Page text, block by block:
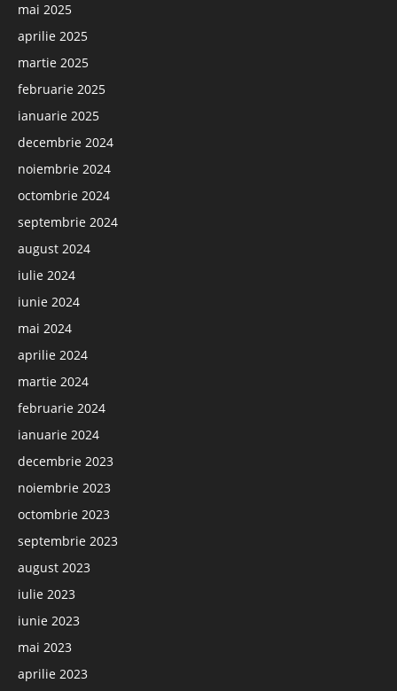
mai 2025
aprilie 2025
martie 2025
februarie 2025
ianuarie 2025
decembrie 2024
noiembrie 2024
octombrie 2024
septembrie 2024
august 2024
iulie 2024
iunie 2024
mai 2024
aprilie 2024
martie 2024
februarie 2024
ianuarie 2024
decembrie 2023
noiembrie 2023
octombrie 2023
septembrie 2023
august 2023
iulie 2023
iunie 2023
mai 2023
aprilie 2023